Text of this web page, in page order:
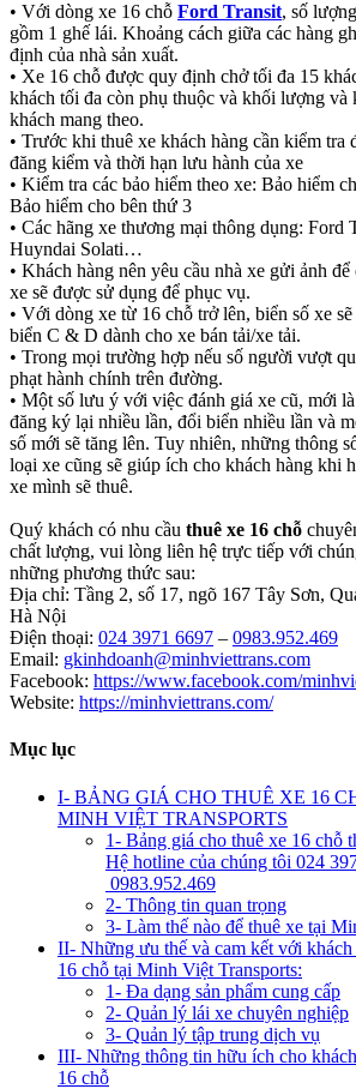
• Với dòng xe 16 chỗ Ford Transit, số
gồm 1 ghế lái. Khoảng cách giữa các
định của nhà sản xuất.
• Xe 16 chỗ được quy định chở tối đa 15
khách tối đa còn phụ thuộc và khối lượng
khách mang theo.
• Trước khi thuê xe khách hàng cần kiểm tra
đăng kiểm và thời hạn lưu hành của xe
• Kiểm tra các bảo hiểm theo xe: Bảo hiểm
Bảo hiểm cho bên thứ 3
• Các hãng xe thương mại thông dụng: Ford
Huyndai Solati…
• Khách hàng nên yêu cầu nhà xe gửi ảnh để
xe sẽ được sử dụng để phục vụ.
• Với dòng xe từ 16 chỗ trở lên, biển số xe
biển C & D dành cho xe bán tải/xe tải.
• Trong mọi trường hợp nếu số người vượt
phạt hành chính trên đường.
• Một số lưu ý với việc đánh giá xe cũ, mới
đăng ký lại nhiều lần, đổi biển nhiều lần và
số mới sẽ tăng lên. Tuy nhiên, những thông
loại xe cũng sẽ giúp ích cho khách hàng khi
xe mình sẽ thuê.
Quý khách có nhu cầu thuê xe 16 chỗ
chất lượng, vui lòng liên hệ trực tiếp với
những phương thức sau:
Địa chỉ: Tầng 2, số 17, ngõ 167 Tây Sơn,
Hà Nội
Điện thoại: 024 3971 6697 – 0983.952.469
Email: gkinhdoanh@minhviettrans.com
Facebook: https://www.facebook.com/
Website: https://minhviettrans.com/
Mục lục
I- BẢNG GIÁ CHO THUÊ XE 16
MINH VIỆT TRANSPORTS
1- Bảng giá cho thuê xe 16 chỗ
Hệ hotline của chúng tôi 024
0983.952.469
2- Thông tin quan trọng
3- Làm thế nào để thuê xe tại
II- Những ưu thế và cam kết với
16 chỗ tại Minh Việt Transports:
1- Đa dạng sản phẩm cung cấp
2- Quản lý lái xe chuyên nghiệp
3- Quản lý tập trung dịch vụ
III- Những thông tin hữu ích cho
16 chỗ